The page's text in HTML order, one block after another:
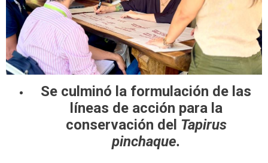
Se culminó la formulación de las
líneas de acción para la
conservación del Tapirus
pinchaque.